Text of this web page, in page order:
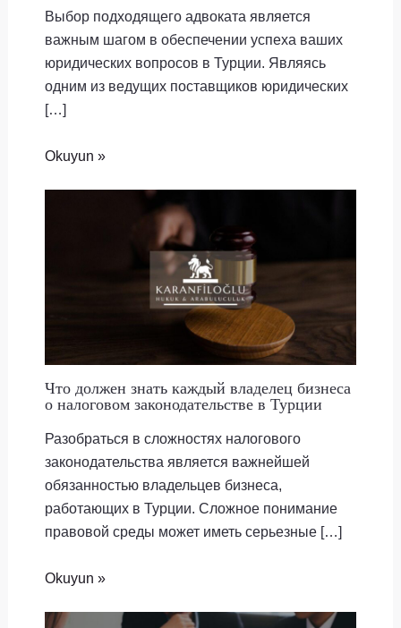
Выбор подходящего адвоката является
важным шагом в обеспечении успеха ваших
юридических вопросов в Турции. Являясь
одним из ведущих поставщиков юридических
[…]
Okuyun »
Что должен знать каждый владелец бизнеса
о налоговом законодательстве в Турции
Разобраться в сложностях налогового
законодательства является важнейшей
обязанностью владельцев бизнеса,
работающих в Турции. Сложное понимание
правовой среды может иметь серьезные […]
Okuyun »